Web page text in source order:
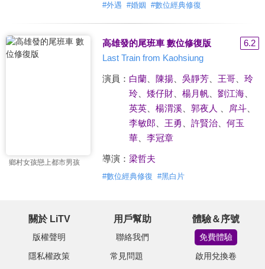
#外遇 #婚姻 #數位經典修復
鄉村女孩戀上都市男孩
高雄發的尾班車 數位修復版
6.2
Last Train from Kaohsiung
演員： 白蘭、 陳揚、 吳靜芳、 王哥、 玲
玲、 矮仔財、 楊月帆、 劉江海、
英英、 楊渭溪、 郭夜人 戽斗、
李敏郎
王勇 許賢治、 何玉
華、 李冠章
導演： 梁哲夫
#數位經典修復 #黑白片
關於 LiTV
版權聲明
隱私權政策
用戶幫助
聯絡我們
常見問題
體驗＆序號
免費體驗
啟用兌換卷